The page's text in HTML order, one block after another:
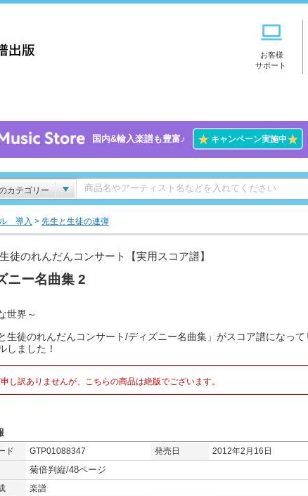
お客様
サポート
国内&輸入楽譜も豊富♪ ★キャンペーン実施中★
カテゴリー
導入 > 先生と生徒の連弾
徒のれんだんコンサート【実用スコア譜】
ニー名曲集 2
世界～
生徒のれんだんコンサート/ディズニー名曲集」がスコア譜になって
しました！
し訳ありませんが、こちらの商品は絶版でございます。
ド GTP01088347 発売日
2012年2月16日
菊倍判縦/48ページ
楽譜